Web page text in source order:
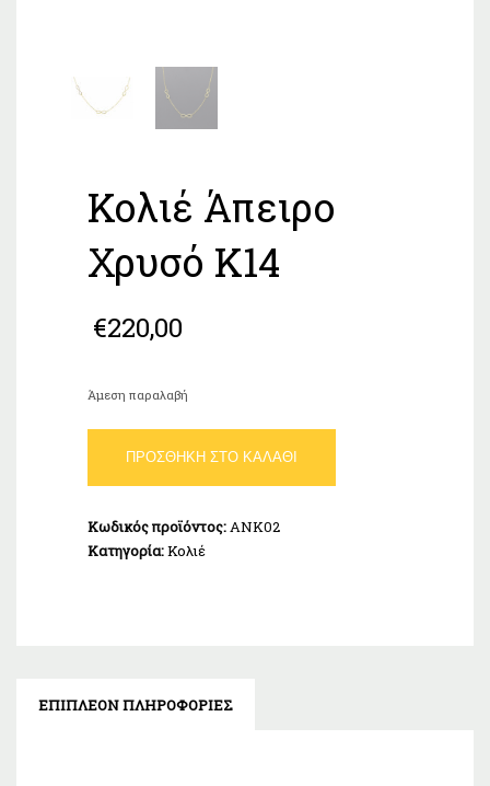
Κολιέ Άπειρο
Χρυσό Κ14
€220,00
Άμεση παραλαβή
Άπειρο
Χρυσό
ποσότητα
ΠΡΟΣΘΉΚΗ ΣΤΟ ΚΑΛΆΘΙ
Κωδικός προϊόντος:ΑΝΚ02
Κατηγορία:Κολιέ
ΕΠΙΠΛΈΟΝ ΠΛΗΡΟΦΟΡΊΕΣ